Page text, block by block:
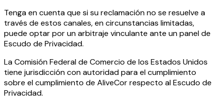
Tenga en cuenta que si su reclamación no se resuelve a
través de estos canales, en circunstancias limitadas,
puede optar por un arbitraje vinculante ante un panel de
Escudo de Privacidad.
La Comisión Federal de Comercio de los Estados Unidos
tiene jurisdicción con autoridad para el cumplimiento
sobre el cumplimiento de AliveCor respecto al Escudo de
Privacidad.